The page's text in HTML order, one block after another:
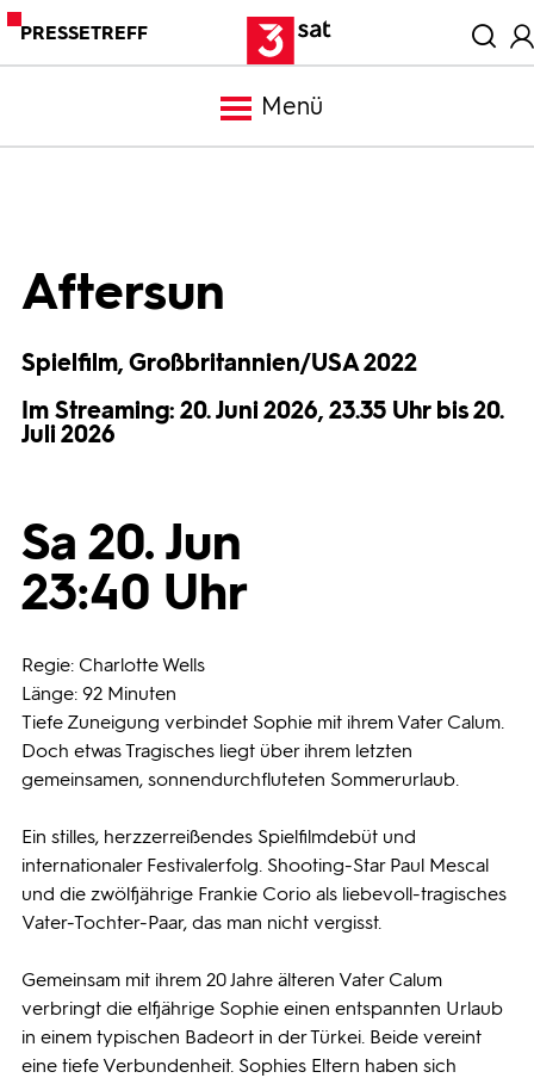
PRESSETREFF
Menü
Trailer
Programmwochen
Aftersun
Spielfilm, Großbritannien/USA 2022
Im Streaming: 20. Juni 2026, 23.35 Uhr bis 20.
Juli 2026
Sa 20. Jun
23:40 Uhr
Regie: Charlotte Wells
Länge: 92 Minuten
Tiefe Zuneigung verbindet Sophie mit ihrem Vater Calum.
Doch etwas Tragisches liegt über ihrem letzten
gemeinsamen, sonnendurchfluteten Sommerurlaub.
Ein stilles, herzzerreißendes Spielfilmdebüt und
internationaler Festivalerfolg. Shooting-Star Paul Mescal
und die zwölfjährige Frankie Corio als liebevoll-tragisches
Vater-Tochter-Paar, das man nicht vergisst.
Gemeinsam mit ihrem 20 Jahre älteren Vater Calum
verbringt die elfjährige Sophie einen entspannten Urlaub
in einem typischen Badeort in der Türkei. Beide vereint
eine tiefe Verbundenheit. Sophies Eltern haben sich